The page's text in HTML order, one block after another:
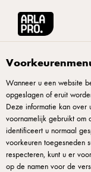
Wanneer u een website
opgeslagen of eruit
Deze informatie kan
voornamelijk gebruikt om
identificeert u normaal
voorkeuren toegesneden
respecteren, kunt u er
op de namen voor de